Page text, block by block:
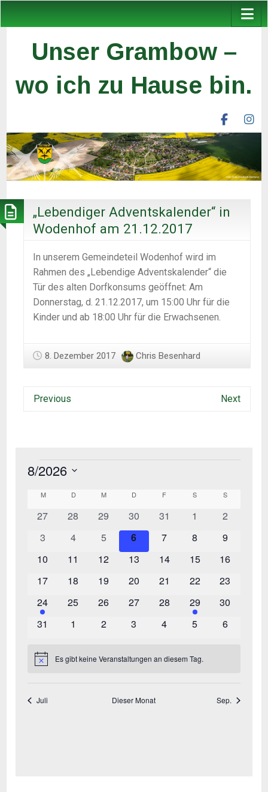
Unser Grambow –
wo ich zu Hause bin.
unser
ev
„Lebendiger Adventskalender“ in
Wodenhof am 21.12.2017
In unserem Gemeindeteil Wodenhof wird im
Rahmen des „Lebendige Adventskalender“ die
Tür des alten Dorfkonsums geöffnet: Am
Donnerstag, d. 21.12.2017, um 15:00 Uhr für die
Kinder und ab 18:00 Uhr für die Erwachsenen.
8. Dezember 2017 Chris Besenhard
Previous Next